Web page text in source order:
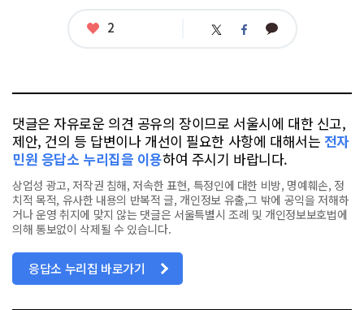
좋
2 트 페 카
댓글은 자유로운 의견 공유의 장이므로 서울시에 대한 신고,
제안, 건의 등 답변이나 개선이 필요한 사항에 대해서는 전자
민원 응답소 누리집을 이용하여 주시기 바랍니다.
상업성 광고, 저작권 침해, 저속한 표현, 특정인에 대한 비방, 명예훼손, 정
치적 목적, 유사한 내용의 반복적 글, 개인정보 유출,그 밖에 공익을 저해하
거나 운영 취지에 맞지 않는 댓글은 서울특별시 조례 및 개인정보보호법에
의해 통보없이 삭제될 수 있습니다.
응답소 누리집 바로가기